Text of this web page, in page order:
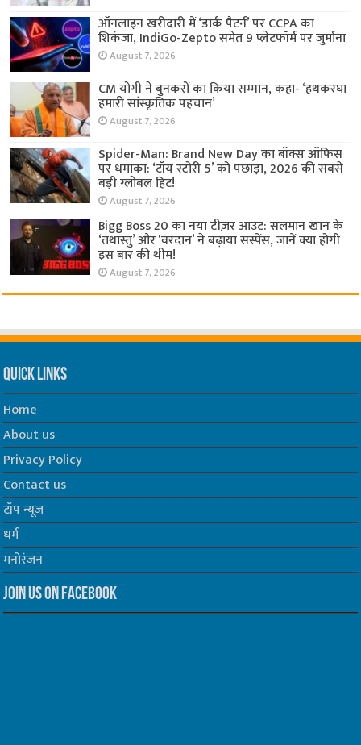
ऑनलाइन खरीदारी में ‘डार्क पैटर्न’ पर CCPA का
शिकंजा, IndiGo-Zepto समेत 9 प्लेटफॉर्म पर जुर्माना
August 7, 2026
CM योगी ने बुनकरों का किया सम्मान, कहा- ‘हथकरघा
हमारी सांस्कृतिक पहचान’
August 7, 2026
Spider-Man: Brand New Day का बॉक्स ऑफिस
पर धमाका: ‘टॉय स्टोरी 5’ को पछाड़ा, 2026 की सबसे
बड़ी ग्लोबल हिट!
August 7, 2026
Bigg Boss 20 का नया टीज़र आउट: सलमान खान के
‘तथास्तु’ और ‘वरदान’ ने बढ़ाया सस्पेंस, जानें क्या होगी
इस बार की थीम!
August 7, 2026
Quick Links
Home
About us
Privacy Policy
Contact us
टॉप न्यूज़
धर्म
मनोरंजन
Join us on Facebook